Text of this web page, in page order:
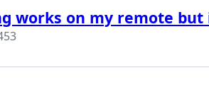
works on my remote